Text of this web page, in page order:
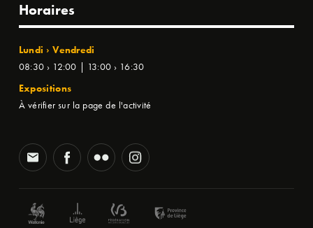
Horaires
Lundi › Vendredi
08:30 › 12:00 | 13:00 › 16:30
Expositions
À vérifier sur la page de l'activité